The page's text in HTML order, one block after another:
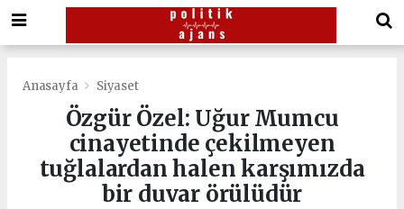
Anasayfa Siyaset
Özgür Özel: Uğur Mumcu
cinayetinde çekilmeyen
tuğlalardan halen karşımızda
bir duvar örülüdür